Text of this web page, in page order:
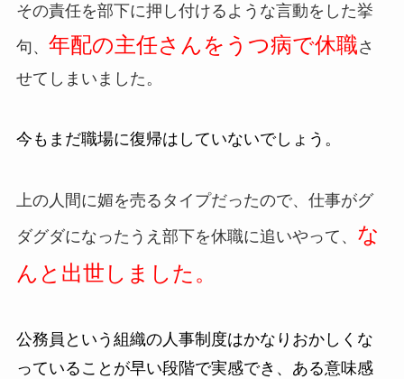
その責任を部下に押し付けるような言動をした挙
句、 年配の主任さんをうつ病で休職さ
せてしまいました。
今もまだ職場に復帰はしていないでしょう。
上の人間に媚を売るタイプだったので、仕事がグ
ダグダになったうえ部下を休職に追いやって、 な
んと出世しました。
公務員という組織の人事制度はかなりおかしくな
っていることが早い段階で実感でき、ある意味感